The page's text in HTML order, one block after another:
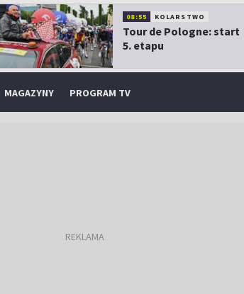
08:55 KOLARSTWO
Tour de Pologne: start
5. etapu
MAGAZYNY PROGRAM TV